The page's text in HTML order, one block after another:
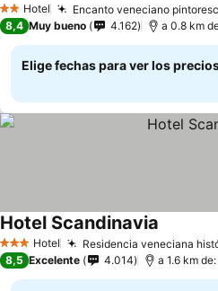
2 Estrellas
Hotel Encanto veneciano
8,4 Muy bueno 4.162 a 0.8 km
Elige fechas para ver los
3 Estrellas
Hotel Residencia veneciana
Hotel Scandinavia
8,5 Excelente 4.014 a 1.6 km